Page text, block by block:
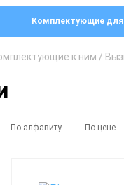
Комплектующие
к ним /
По алфавиту По цене